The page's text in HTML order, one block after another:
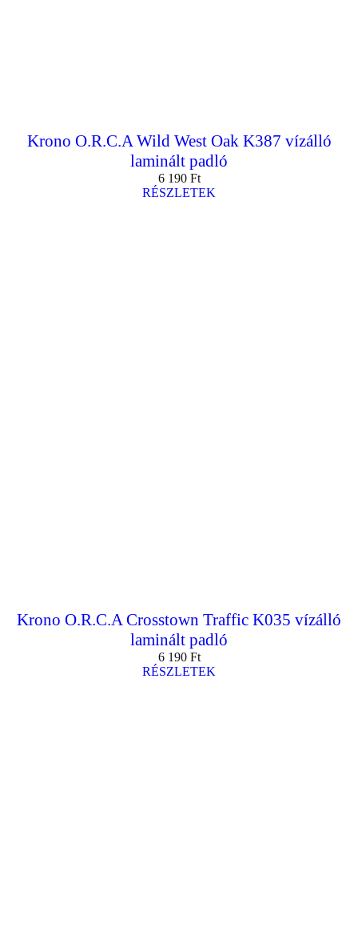
Krono O.R.C.A Wild West Oak K387 vízálló
laminált padló
6 190 Ft
RÉSZLETEK
Krono O.R.C.A Crosstown Traffic K035 vízálló
laminált padló
6 190 Ft
RÉSZLETEK